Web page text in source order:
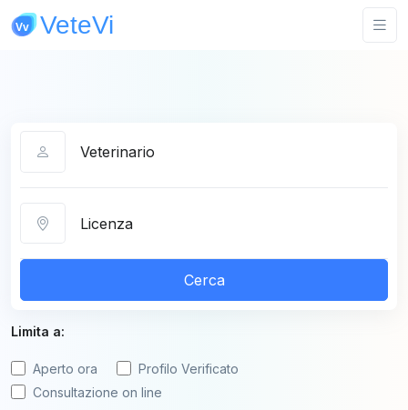
Cerca
Limita a:
Aperto ora
Profilo Verificato
Consultazione on line